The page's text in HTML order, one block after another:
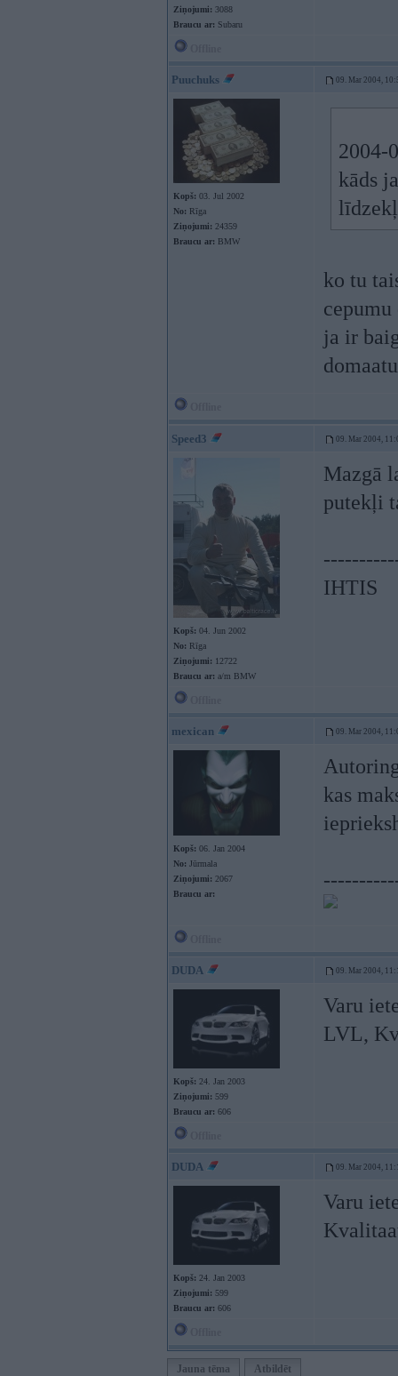
Ziņojumi: 3088
Braucu ar: Subaru
Puuchuks 09. Mar 2004,
Kopš: 03. Jul 2002
No: Rīga
Ziņojumi: 24359
Braucu ar: BMW
2004-
kāds
ko tu
ja ir
Speed3 09. Mar 2004,
Kopš: 04. Jun 2002
No: Rīga
Ziņojumi: 12722
Braucu ar: a/m BMW
Mazgā
putekļi
IHTIS
mexican 09. Mar 2004,
Kopš: 06. Jan 2004
No: Jūrmala
Ziņojumi: 2067
Braucu ar:
kas
DUDA 09. Mar 2004,
Kopš: 24. Jan 2003
Ziņojumi: 599
Braucu ar: 606
Varu
LVL,
DUDA 09. Mar 2004,
Kopš: 24. Jan 2003
Ziņojumi: 599
Braucu ar: 606
Varu
Jauna tēma Atbildēt